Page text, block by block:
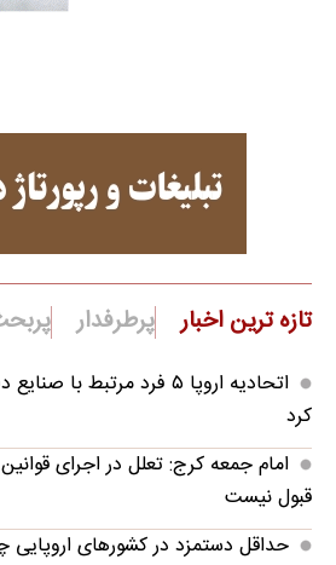
تازه ترین اخبار پرطرفدار
اتحادیه اروپا ۵ فرد مرتبط
کرد
امام جمعه کرج: تعلل در اجرای
قبول نیست
حداقل دستمزد در کشورهای